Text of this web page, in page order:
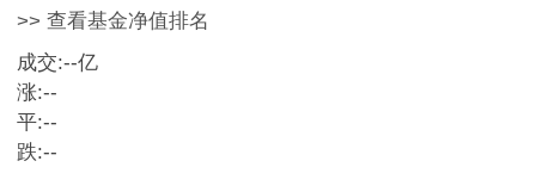
>> 查看基金净值排名
成交:--亿
涨:--
平:--
跌:--